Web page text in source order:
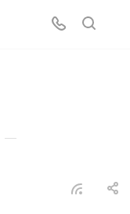
—